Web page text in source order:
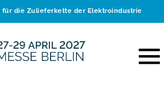
für die Zulieferkette der Elektroindustrie